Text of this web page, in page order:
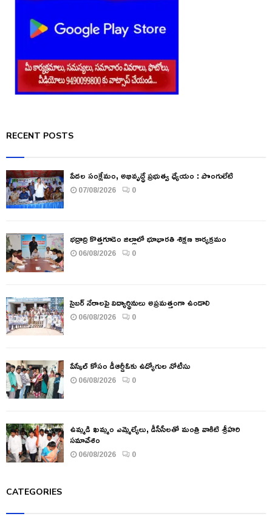
RECENT POSTS
పేదల సంక్షేమం, అభివృద్ధే ప్రభుత్వ ధ్యేయం : పొంగులేటి
07/08/2026 0
భద్రాద్రి కొత్తగూడెం జిల్లాలో భూభారతి శిక్షణ కార్యక్రమం
06/08/2026 0
సైబర్ నేరాలపై విద్యార్థినులు అప్రమత్తంగా ఉండాలి
06/08/2026 0
పేస్కేల్ కోసం డీఆర్డీఓకు ఉద్యోగుల నోటీసు
06/08/2026 0
ఉమ్మడి ఖమ్మం ఎమ్మెల్యేలు, డీసీసీలతో మంత్రి వాకిటి శ్రీహరి
సమావేశం
06/08/2026 0
CATEGORIES